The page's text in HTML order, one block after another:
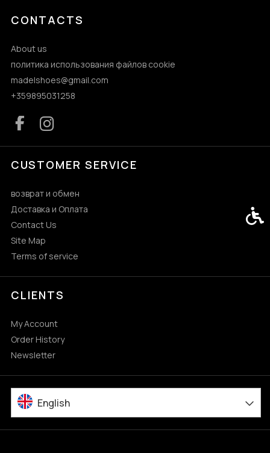
CONTACTS
About us
политика использования файлов cookie
madelshoes@gmail.com
+359895031258
CUSTOMER SERVICE
возврат и обмен
Доставка и Оплата
Contact Us
Site Map
Terms of service
CLIENTS
My Account
Order History
Newsletter
English